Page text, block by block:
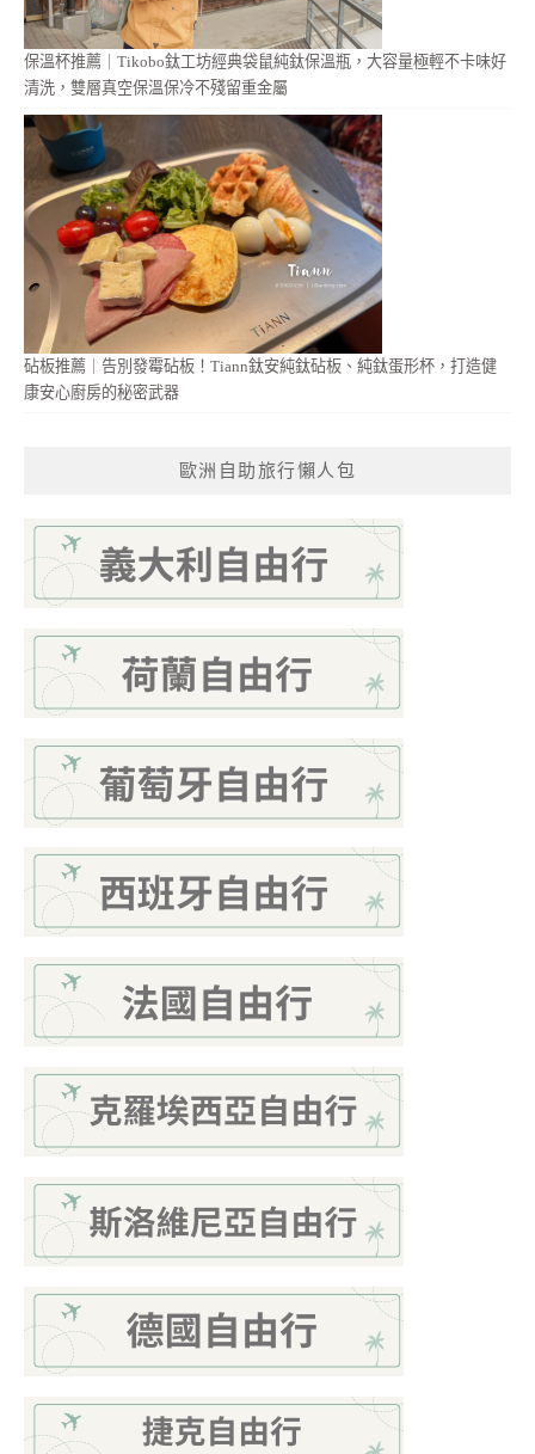
保溫杯推薦｜Tikobo鈦工坊經典袋鼠純鈦保溫瓶，大容量極輕不卡味好
清洗，雙層真空保溫保冷不殘留重金屬
砧板推薦｜告別發霉砧板！Tiann鈦安純鈦砧板、純鈦蛋形杯，打造健
康安心廚房的秘密武器
歐洲自助旅行懶人包